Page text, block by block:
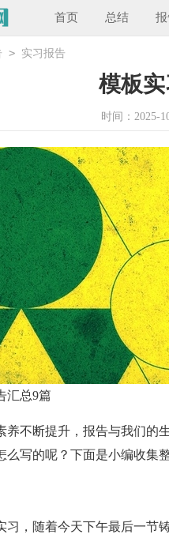
首页 总结
> 实习报告
模板
时间：2025-
汇总9篇
养不断提升，报告与我们的
么写的呢？下面是小编收集
习，随着今天下午最后一节